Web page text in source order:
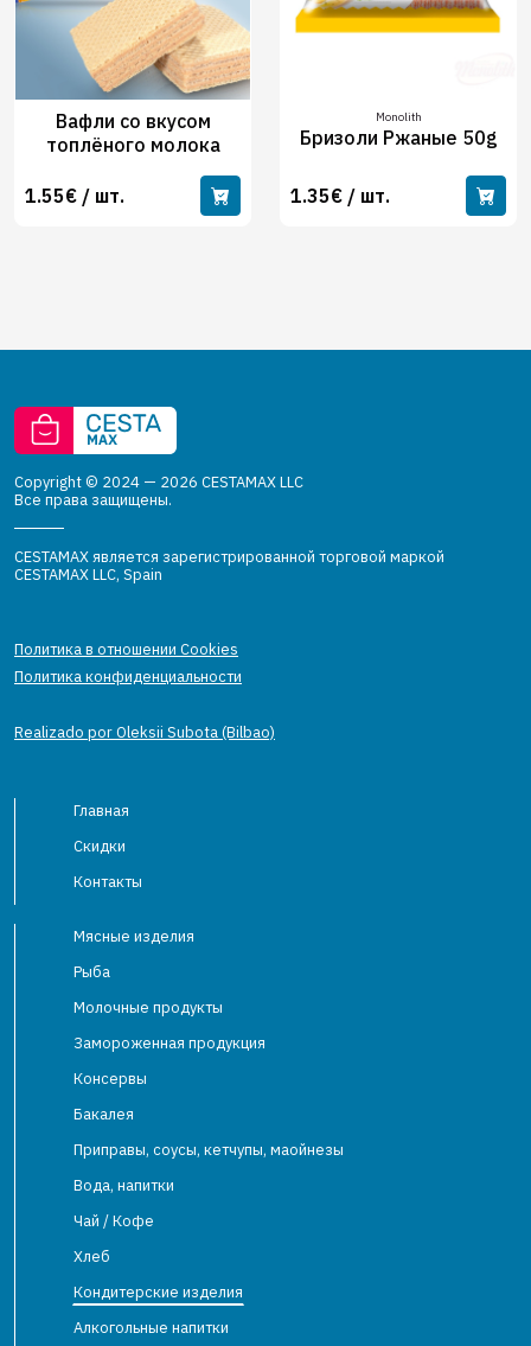
Вафли со вкусом
топлёного молока
1.55€ / шт.
Monolith
Бризоли Ржаные 50g
1.35€ / шт.
Copyright © 2024 — 2026 CESTAMAX LLC
Все права защищены.
CESTAMAX является зарегистрированной торговой маркой
CESTAMAX LLC, Spain
Политика в отношении Cookies
Политика конфиденциальности
Realizado por Oleksii Subota (Bilbao)
Главная
Скидки
Контакты
Мясные изделия
Рыба
Молочные продукты
Замороженная продукция
Консервы
Бакалея
Приправы, соусы, кетчупы, маойнезы
Вода, напитки
Чай / Кофе
Хлеб
Кондитерские изделия
Алкогольные напитки